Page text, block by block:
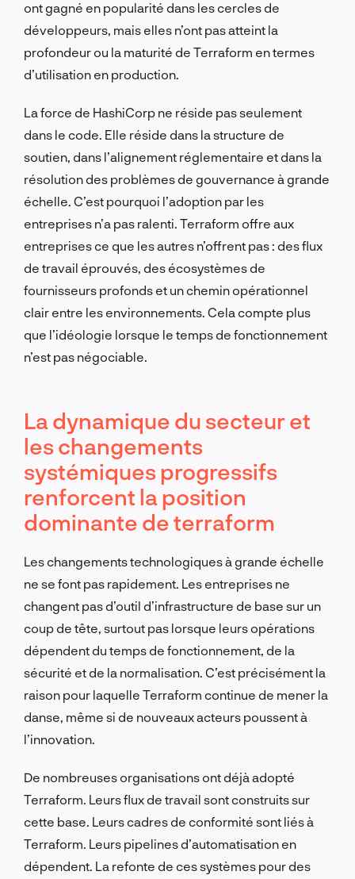
ont gagné en popularité dans les cercles de
développeurs, mais elles n’ont pas atteint la
profondeur ou la maturité de Terraform en termes
d’utilisation en production.
La force de HashiCorp ne réside pas seulement
dans le code. Elle réside dans la structure de
soutien, dans l’alignement réglementaire et dans la
résolution des problèmes de gouvernance à grande
échelle. C’est pourquoi l’adoption par les
entreprises n’a pas ralenti. Terraform offre aux
entreprises ce que les autres n’offrent pas : des flux
de travail éprouvés, des écosystèmes de
fournisseurs profonds et un chemin opérationnel
clair entre les environnements. Cela compte plus
que l’idéologie lorsque le temps de fonctionnement
n’est pas négociable.
La dynamique du secteur et
les changements
systémiques progressifs
renforcent la position
dominante de terraform
Les changements technologiques à grande échelle
ne se font pas rapidement. Les entreprises ne
changent pas d’outil d’infrastructure de base sur un
coup de tête, surtout pas lorsque leurs opérations
dépendent du temps de fonctionnement, de la
sécurité et de la normalisation. C’est précisément la
raison pour laquelle Terraform continue de mener la
danse, même si de nouveaux acteurs poussent à
l’innovation.
De nombreuses organisations ont déjà adopté
Terraform. Leurs flux de travail sont construits sur
cette base. Leurs cadres de conformité sont liés à
Terraform. Leurs pipelines d’automatisation en
dépendent. La refonte de ces systèmes pour des